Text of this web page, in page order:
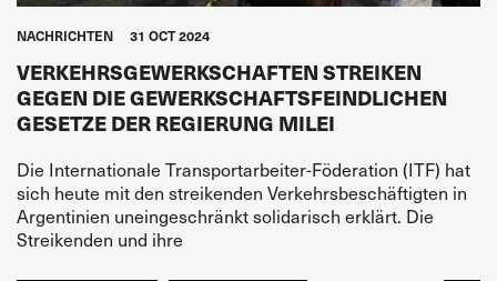
NACHRICHTEN 31 OCT 2024
VERKEHRSGEWERKSCHAFTEN STREIKEN
GEGEN DIE GEWERKSCHAFTSFEINDLICHEN
GESETZE DER REGIERUNG MILEI
Die Internationale Transportarbeiter-Föderation (ITF) hat
sich heute mit den streikenden Verkehrsbeschäftigten in
Argentinien uneingeschränkt solidarisch erklärt. Die
Streikenden und ihre